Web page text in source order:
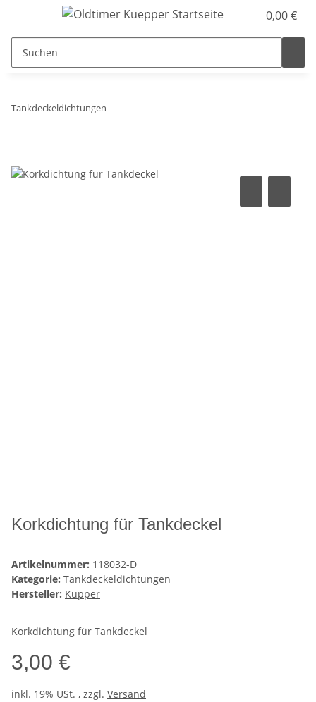
0,00 €
Tankdeckeldichtungen
Korkdichtung für Tankdeckel
Artikelnummer: 118032-D
Kategorie: Tankdeckeldichtungen
Hersteller: Küpper
Korkdichtung für Tankdeckel
3,00 €
inkl. 19% USt. , zzgl. Versand